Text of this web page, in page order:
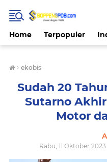
Home Terpopuler
› ekobis
Sudah 20
Sutarno
Motor
Rabu, 11 Oktober